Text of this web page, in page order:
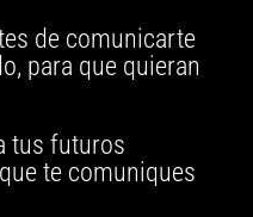
de comunicarte
para que quieran
tus futuros
te comuniques